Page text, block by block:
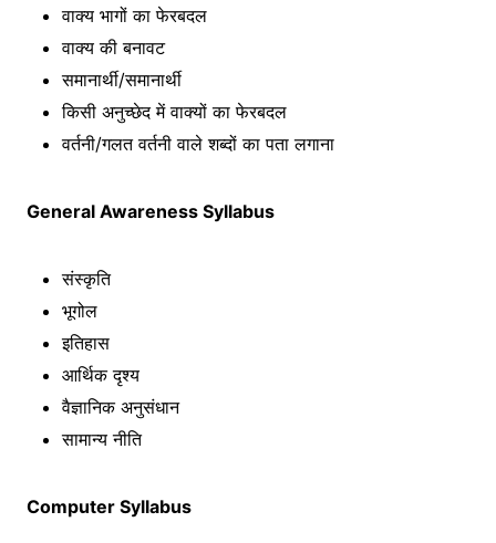
वाक्य भागों का फेरबदल
वाक्य की बनावट
समानार्थी/समानार्थी
किसी अनुच्छेद में वाक्यों का फेरबदल
वर्तनी/गलत वर्तनी वाले शब्दों का पता लगाना
General Awareness Syllabus
संस्कृति
भूगोल
इतिहास
आर्थिक दृश्य
वैज्ञानिक अनुसंधान
सामान्य नीति
Computer Syllabus